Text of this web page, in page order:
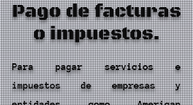
Pago de facturas
o impuestos.
Para pagar servicios e
impuestos de empresas y